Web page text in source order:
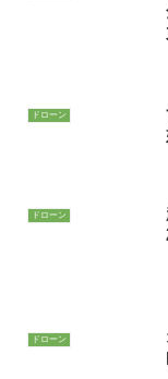
ドローン
ドローン
ドローン